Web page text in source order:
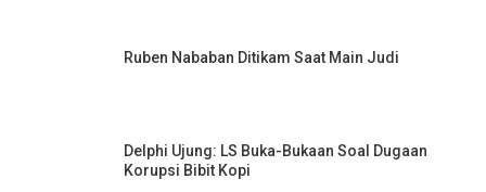
Ruben Nababan Ditikam Saat Main Judi
Delphi Ujung: LS Buka-Bukaan Soal Dugaan
Korupsi Bibit Kopi